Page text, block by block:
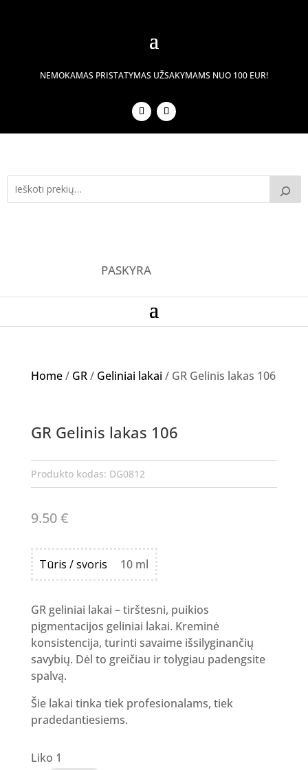
NEMOKAMAS PRISTATYMAS UŽSAKYMAMS NUO 100 EUR!
PASKYRA
Home/ GR/ Geliniai lakai / GR Gelinis lakas 106
GR Gelinis lakas 106
Produkto kodas: DG0812
9.50€
Tūris / svoris 10 ml
GR geliniai lakai – tirštesni, puikios
pigmentacijos geliniai lakai. Kreminė
konsistencija, turinti savaime išsilyginančių
savybių. Dėl to greičiau ir tolygiau padengsite
spalvą.
Šie lakai tinka tiek profesionalams, tiek
pradedantiesiems.
Liko 1